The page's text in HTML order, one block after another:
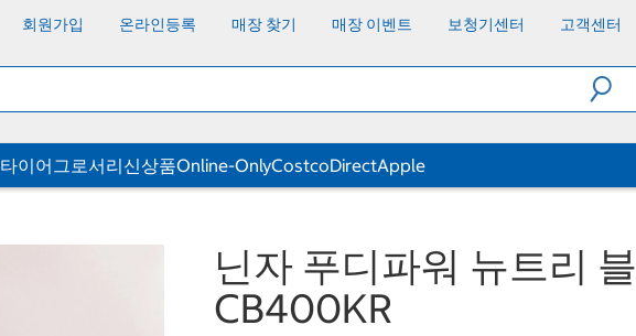
회원가입 온라인등록 매장 찾기 매장 이벤트 보청기센터 고객센터
타이어그로서리신상품Online-OnlyCostcoDirectApple
닌자 푸디파워 뉴트리
CB400KR